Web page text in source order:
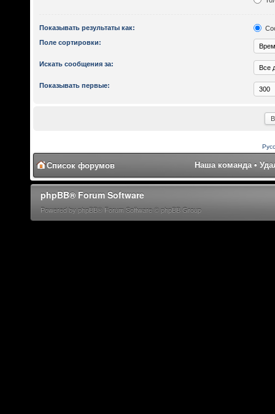
Показывать результаты как:
Поле сортировки:
Искать сообщения за:
Показывать первые:
Список форумов Наша команда •
phpBB® Forum Software
Powered by phpBB® Forum Software © phpBB Group